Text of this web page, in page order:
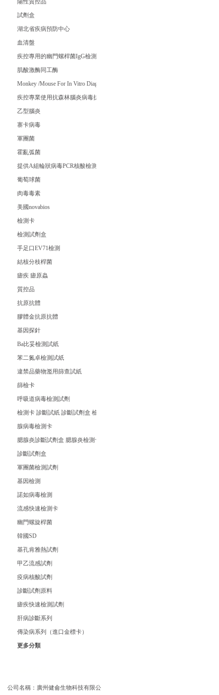
陽性質控品
試劑盒
湖北省疾病預防中心
血清盤
疾控專用的幽門螺桿菌IgG檢測試劑
肌酸激酶同工酶
Monkey /Mouse For In Vitro Diagnostic
疾控專業使用抗森林腦炎病毒抗體IgM試劑盒
乙型腦炎
寨卡病毒
軍團菌
霍亂弧菌
提供A組輪狀病毒PCR核酸檢測試劑盒
葡萄球菌
肉毒毒素
美國novabios
檢測卡
檢測試劑盒
手足口EV71檢測
結核分枝桿菌
瘧疾 瘧原蟲
質控品
抗原抗體
膠體金抗原抗體
基因探針
Ba比妥檢測試紙
苯二氮卓檢測試紙
違禁品藥物濫用篩查試紙
篩檢卡
呼吸道病毒檢測試劑
檢測卡 診斷試紙 診斷試劑盒 檢測試紙 檢測試劑條
腺病毒檢測卡
腮腺炎診斷試劑盒 腮腺炎檢測卡 腮腺炎檢測試紙
診斷試劑盒
軍團菌檢測試劑
基因檢測
諾如病毒檢測
流感快速檢測卡
幽門螺旋桿菌
韓國SD
基孔肯雅熱試劑
甲乙流感試劑
疫病核酸試劑
診斷試劑原料
瘧疾快速檢測試劑
肝病診斷系列
傳染病系列（進口金標卡）
更多分類
公司名稱：廣州健侖生物科技有限公